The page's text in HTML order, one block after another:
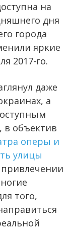
на
дня
города
яркие
2017-го.
даже
а
в объектив
оперы и
улицы
того,